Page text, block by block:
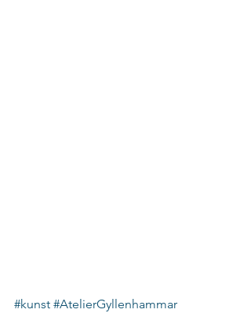
#kunst #AtelierGyllenhammar